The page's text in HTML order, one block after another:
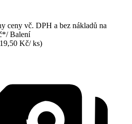
ceny vč. DPH a bez nákladů na
*/ Balení
Kč/ ks)